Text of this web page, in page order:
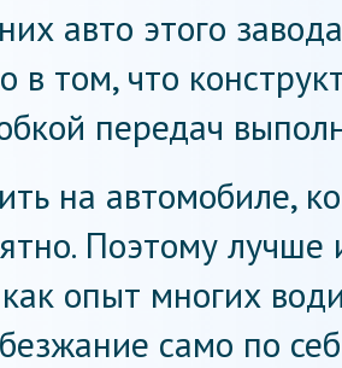
авто этого
в том, что
передач
на автомобиле,
Поэтому лучше
опыт многих
само по